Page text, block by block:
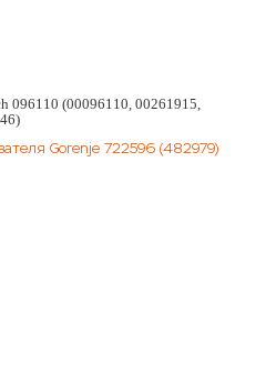
096110 (00096110, 00261915,